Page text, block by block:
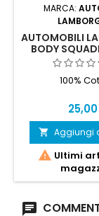
MARCA:
AUTOMOBILI
BODY
MANICA
100%
 Aggiungi
 Ultimi